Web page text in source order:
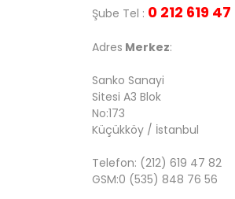
Şube Tel : 0 212 619
Adres Merkez:
Sanko Sanayi
Sitesi A3 Blok
No:173
Küçükköy / İstanbul
Telefon: (212) 619 47 82
GSM:0 (535) 848 76 56